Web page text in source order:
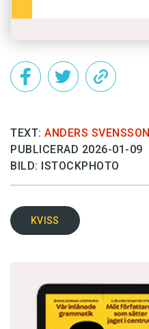
TEXT: ANDERS SVENSSON
PUBLICERAD 2026-01-09
BILD: ISTOCKPHOTO
KVISS